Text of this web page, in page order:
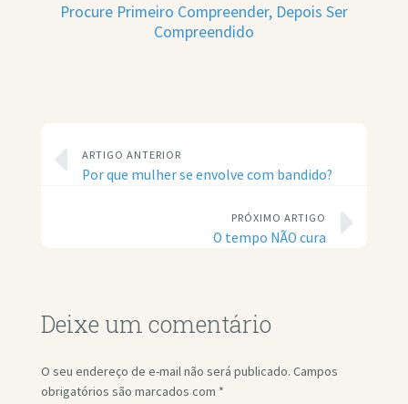
Procure Primeiro Compreender, Depois Ser
Compreendido
ARTIGO ANTERIOR
Por que mulher se envolve com bandido?
PRÓXIMO ARTIGO
O tempo NÃO cura
Deixe um comentário
O seu endereço de e-mail não será publicado. Campos
obrigatórios são marcados com *